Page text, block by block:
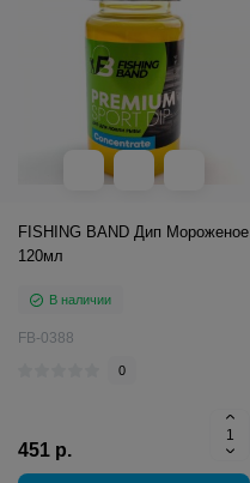
FISHING BAND Дип Мороженое
120мл
В наличии
FB-0388
0
451 р.